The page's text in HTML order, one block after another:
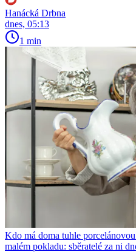
Hanácká Drbna
dnes, 05:13
1 min
Kdo má doma tuhle
malém pokladu: sběratelé za ni